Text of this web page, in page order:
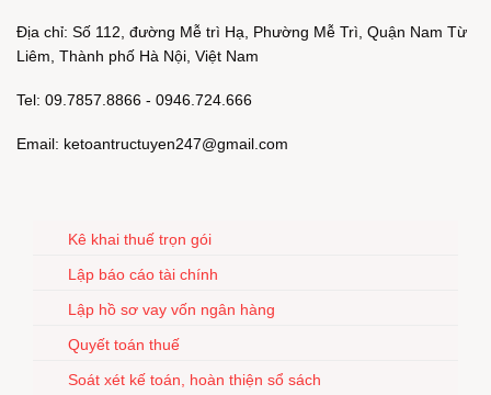
Địa chỉ: Số 112, đường Mễ trì Hạ, Phường Mễ Trì, Quận Nam Từ
Liêm, Thành phố Hà Nội, Việt Nam
Tel: 09.7857.8866 - 0946.724.666
Email: ketoantructuyen247@gmail.com
Kê khai thuế trọn gói
Lập báo cáo tài chính
Lập hồ sơ vay vốn ngân hàng
Quyết toán thuế
Soát xét kế toán, hoàn thiện sổ sách